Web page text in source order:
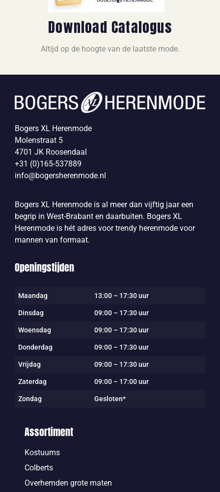
Download Catalogus
Altijd op de hoogte van de laatste mode.
Bogers XL Herenmode
Molenstraat 5
4701 JK Roosendaal
+31 (0)165-537889
info@bogersherenmode.nl
Bogers XL Herenmode is al meer dan vijftig jaar een
begrip in West-Brabant en daarbuiten. Bogers XL
Herenmode is hét adres voor trendy herenmode voor
mannen van formaat.
Openingstijden
Maandag 13:00 – 17:30 uur
Dinsdag 09:00 – 17:30 uur
Woensdag 09:00 – 17:30 uur
Donderdag 09:00 – 17:30 uur
Vrijdag 09:00 – 17:30 uur
Zaterdag 09:00 – 17:00 uur
Zondag Gesloten*
Assortiment
Kostuums
Colberts
Overhemden grote maten